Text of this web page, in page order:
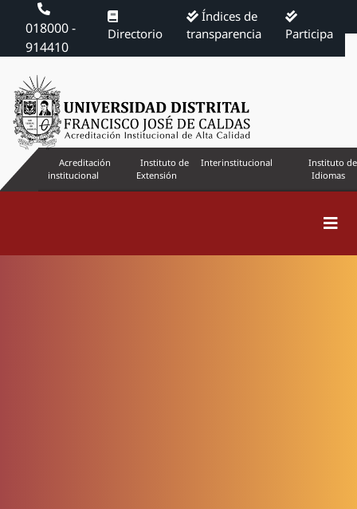
018000 -
914410
Directorio
Índices de
transparencia
Participa
Acreditación
institucional
Instituto de
Extensión
Interinstitucional
Instituto de
Idiomas